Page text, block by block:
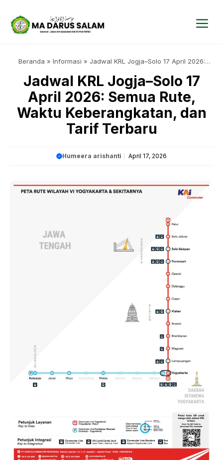
Beranda » Informasi » Jadwal KRL Jogja–Solo 17 April 2026:
Jadwal KRL Jogja–Solo 17
April 2026: Semua Rute,
Waktu Keberangkatan, dan
Tarif Terbaru
Humeera arishanti April 17, 2026